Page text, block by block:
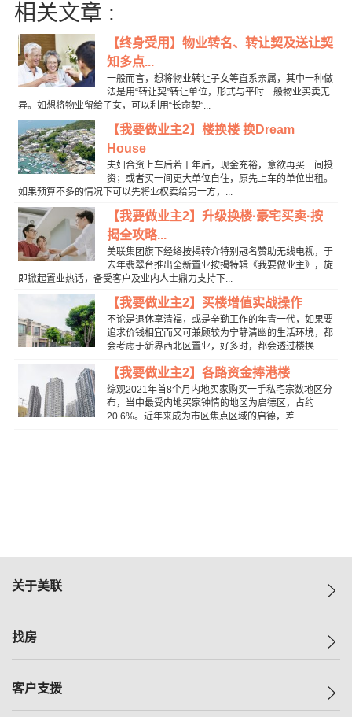
相关文章 :
【终身受用】物业转名、转让契及送让契
知多点...
一般而言，想将物业转让子女等直系亲属，其中一种做
法是用“转让契”转让单位，形式与平时一般物业买卖无
异。如想将物业留给子女，可以利用“长命契”...
【我要做业主2】楼换楼 换Dream
House
夫妇合资上车后若干年后，现金充裕，意欲再买一间投
资；或者买一间更大单位自住，原先上车的单位出租。
如果预算不多的情况下可以先将业权卖给另一方，...
【我要做业主2】升级换楼·豪宅买卖·按
揭全攻略...
美联集团旗下经络按揭转介特别冠名赞助无线电视，于
去年翡翠台推出全新置业按揭特辑《我要做业主》，旋
即掀起置业热话，备受客户及业内人士鼎力支持下...
【我要做业主2】买楼增值实战操作
不论是退休享清福，或是辛勤工作的年青一代，如果要
追求价钱相宜而又可兼顾较为宁静清幽的生活环境，都
会考虑于新界西北区置业，好多时，都会透过楼换...
【我要做业主2】各路资金捧港楼
综观2021年首8个月内地买家购买一手私宅宗数地区分
布，当中最受内地买家钟情的地区为启德区，占约
20.6%。近年来成为市区焦点区域的启德，差...
关于美联
美联集团
人才招募
找房
一手新房
客户支援